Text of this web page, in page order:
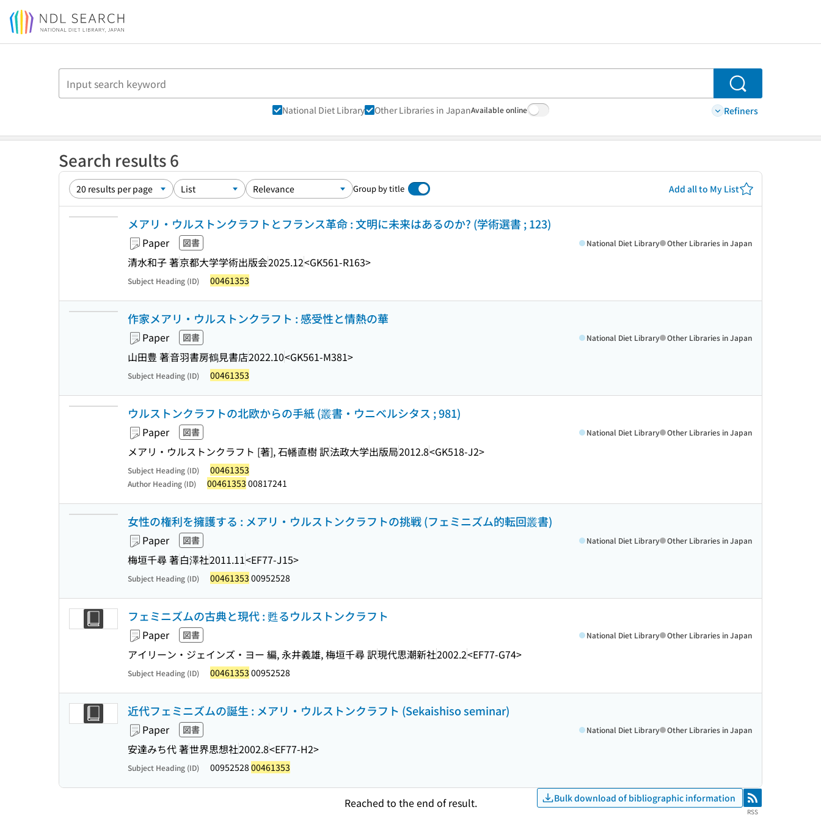
Jump to main content
Search
National Diet Library Other Libraries in JapanAvailable online Refiners
Search results 6
Group by title Add all to My List
メアリ・ウルストンクラフトとフランス革命 : 文明に未来はあるのか? (学術選書 ; 123)
Paper 図書
清水和子 著京都大学学術出版会2025.12<GK561-R163>
National Diet Library Other Libraries in Japan
Subject Heading (ID) 00461353
作家メアリ・ウルストンクラフト : 感受性と情熱の華
Paper 図書
山田豊 著音羽書房鶴見書店2022.10<GK561-M381>
National Diet Library Other Libraries in Japan
Subject Heading (ID) 00461353
ウルストンクラフトの北欧からの手紙 (叢書・ウニベルシタス ; 981)
Paper 図書
メアリ・ウルストンクラフト [著], 石幡直樹 訳法政大学出版局2012.8<GK518-J2>
National Diet Library Other Libraries in Japan
Subject Heading (ID) 00461353
Author Heading (ID) 00461353 00817241
女性の権利を擁護する : メアリ・ウルストンクラフトの挑戦 (フェミニズム的転回叢書)
Paper 図書
梅垣千尋 著白澤社2011.11<EF77-J15>
National Diet Library Other Libraries in Japan
Subject Heading (ID) 00461353 00952528
フェミニズムの古典と現代 : 甦るウルストンクラフト
Paper 図書
アイリーン・ジェインズ・ヨー 編, 永井義雄, 梅垣千尋 訳現代思潮新社2002.2<EF77-G74>
National Diet Library Other Libraries in Japan
Subject Heading (ID) 00461353 00952528
近代フェミニズムの誕生 : メアリ・ウルストンクラフト (Sekaishiso seminar)
Paper 図書
安達みち代 著世界思想社2002.8<EF77-H2>
National Diet Library Other Libraries in Japan
Subject Heading (ID) 00952528 00461353
Reached to the end of result. Bulk download of bibliographic information RSS
RSS